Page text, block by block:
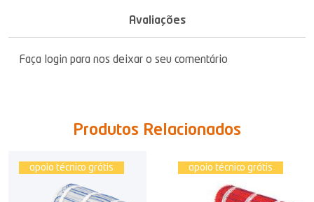
Avaliações
Faça login para nos deixar o seu comentário
Produtos Relacionados
apoio técnico grátis apoio técnico grátis